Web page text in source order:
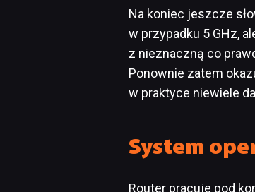
Na koniec jeszcze
w przypadku 5 GHz,
z nieznaczną co
Ponownie zatem
w praktyce niewiele
System
Router pracuje pod